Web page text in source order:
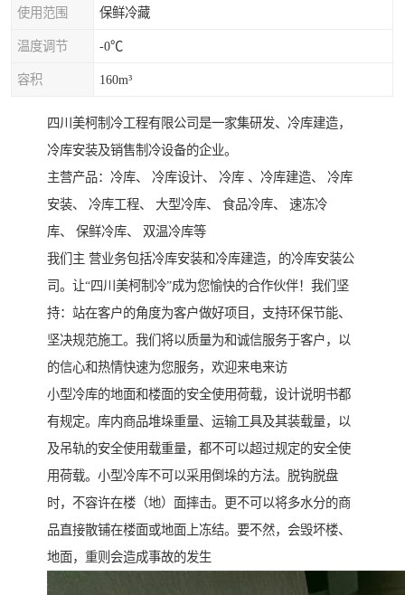
使用范围 保鲜冷藏
温度调节 -0℃
容积 160m³
四川美柯制冷工程有限公司是一家集研发、冷库建造，
冷库安装及销售制冷设备的企业。
主营产品：冷库、 冷库设计、 冷库 、冷库建造、 冷库
安装、 冷库工程、 大型冷库、 食品冷库、 速冻冷
库、 保鲜冷库、 双温冷库等
我们主 营业务包括冷库安装和冷库建造，的冷库安装公
司。让“四川美柯制冷”成为您愉快的合作伙伴！我们坚
持：站在客户的角度为客户做好项目，支持环保节能、
坚决规范施工。我们将以质量为和诚信服务于客户，以
的信心和热情快速为您服务，欢迎来电来访
小型冷库的地面和楼面的安全使用荷载，设计说明书都
有规定。库内商品堆垛重量、运输工具及其装载量，以
及吊轨的安全使用载重量，都不可以超过规定的安全使
用荷载。小型冷库不可以采用倒垛的方法。脱钩脱盘
时，不容许在楼（地）面摔击。更不可以将多水分的商
品直接散铺在楼面或地面上冻结。要不然，会毁坏楼、
地面，重则会造成事故的发生